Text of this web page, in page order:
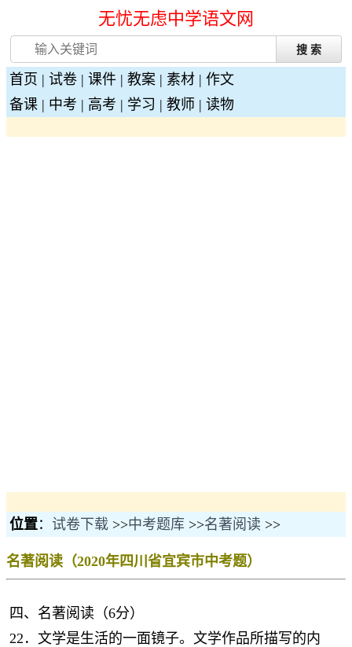
无忧无虑中学语文网
首页 | 试卷 | 课件 | 教案 | 素材 | 作文
备课 | 中考 | 高考 | 学习 | 教师 | 读物
位置： 试卷下载 >>中考题库 >>名著阅读 >>
名著阅读（2020年四川省宜宾市中考题）
四、名著阅读（6分）
22．文学是生活的一面镜子。文学作品所描写的内